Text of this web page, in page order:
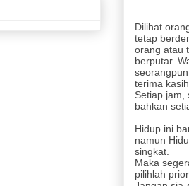
Dilihat
tetap
orang atau
berputar.
terima
Setiap jam,
bahkan
Hidup ini
namun
singkat.
Maka
pilihlah